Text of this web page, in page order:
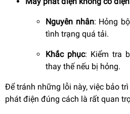
Nguyên nhân: Hỏng
tình trạng quá tải.
Khắc phục: Kiểm tra
thay thế nếu bị hỏng.
Để tránh những lỗi này, việc bảo
phát điện đúng cách là rất quan